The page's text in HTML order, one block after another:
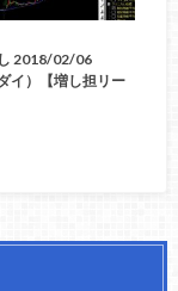
2018/02/06
イ）【増し担リー